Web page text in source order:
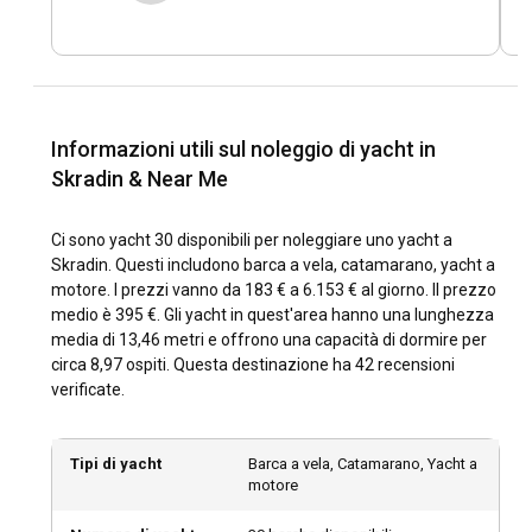
Skradin?
Skradin gode di un clima mediterraneo, con estati calde e
generalmente prevedibili, migliorando la sicurezza per i
marinai. Cieli sereni e acque calme prevalgono per la
maggior parte dell'anno, permettendo un'esperienza di
confortevoli tutto l'anno, perfettamente adatte per varie
attività acquatiche.
Come esplorare la storia e la cultura di Skradin?
Il modo migliore per immergersi nella cultura e nella storia di
Skradin è noleggiare uno yacht ed esplorare al proprio ritmo.
presente, è riflesso in ogni angolo, in ogni pietra. Visita
luoghi storici come la fortezza Turina e le cascate di
Skradinski Buk per un'occhiata nel passato. La cucina locale
Informazioni utili sul noleggio di yacht in
Skradin & Near Me
Ci sono yacht 30 disponibili per noleggiare uno yacht a
Skradin. Questi includono barca a vela, catamarano, yacht a
motore. I prezzi vanno da 183 € a 6.153 € al giorno. Il prezzo
medio è 395 €. Gli yacht in quest'area hanno una lunghezza
media di 13,46 metri e offrono una capacità di dormire per
circa 8,97 ospiti. Questa destinazione ha 42 recensioni
verificate.
Tipi di yacht
Barca a vela, Catamarano, Yacht a
motore